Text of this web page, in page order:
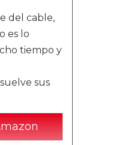
del cable,
es lo
tiempo y
sus